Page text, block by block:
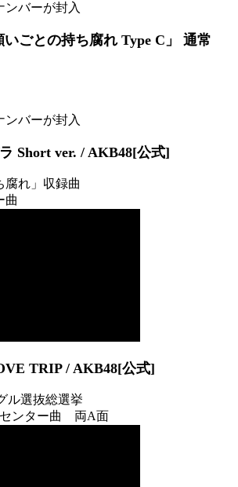
ンバーが封入
いごとの持ち腐れ Type C」 通常
ンバーが封入
Short ver. / AKB48[公式]
腐れ」収録曲
曲
TRIP / AKB48[公式]
ル選抜総選挙
センター曲 両A面